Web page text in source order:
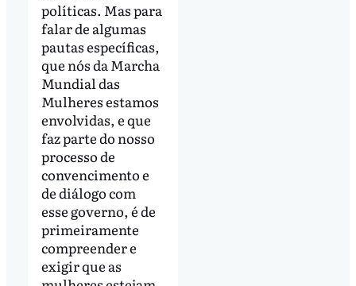
políticas. Mas para
falar de algumas
pautas específicas,
que nós da Marcha
Mundial das
Mulheres estamos
envolvidas, e que
faz parte do nosso
processo de
convencimento e
de diálogo com
esse governo, é de
primeiramente
compreender e
exigir que as